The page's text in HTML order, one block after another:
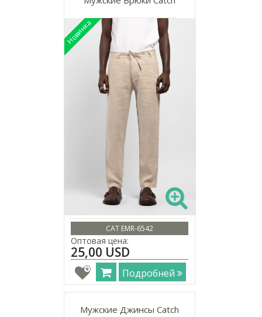
CAT EMR-6542
Оптовая цена:
25,00 USD
Подробней
Мужские Джинсы Catch